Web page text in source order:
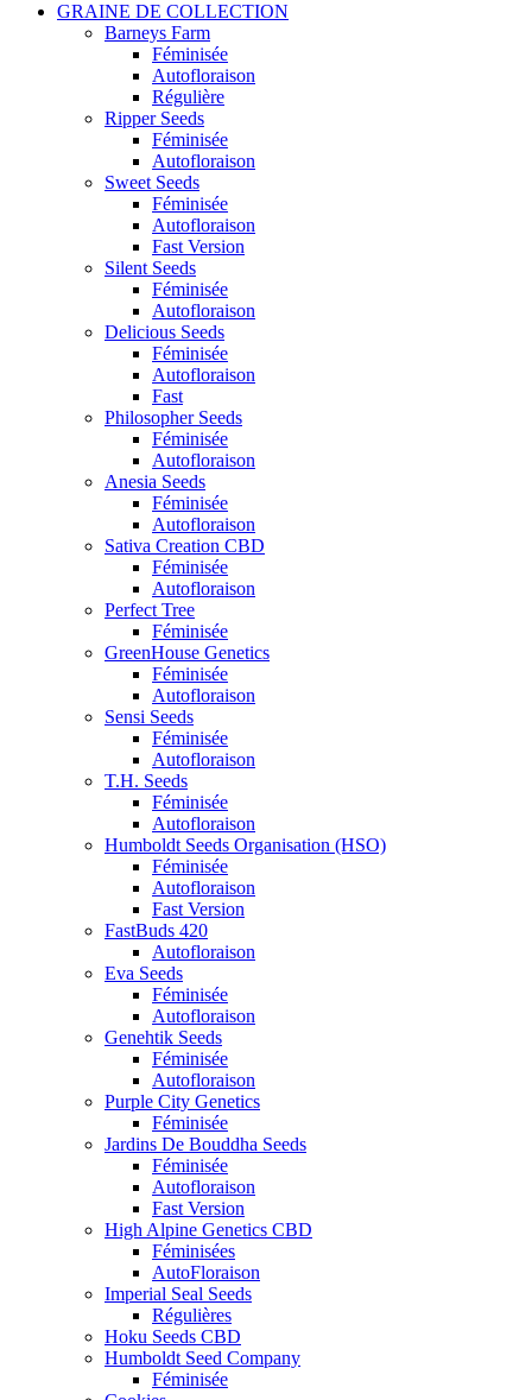
GRAINE DE COLLECTION
Barneys Farm
Féminisée
Autofloraison
Régulière
Ripper Seeds
Féminisée
Autofloraison
Sweet Seeds
Féminisée
Autofloraison
Fast Version
Silent Seeds
Féminisée
Autofloraison
Delicious Seeds
Féminisée
Autofloraison
Fast
Philosopher Seeds
Féminisée
Autofloraison
Anesia Seeds
Féminisée
Autofloraison
Sativa Creation CBD
Féminisée
Autofloraison
Perfect Tree
Féminisée
GreenHouse Genetics
Féminisée
Autofloraison
Sensi Seeds
Féminisée
Autofloraison
T.H. Seeds
Féminisée
Autofloraison
Humboldt Seeds Organisation (HSO)
Féminisée
Autofloraison
Fast Version
FastBuds 420
Autofloraison
Eva Seeds
Féminisée
Autofloraison
Genehtik Seeds
Féminisée
Autofloraison
Purple City Genetics
Féminisée
Jardins De Bouddha Seeds
Féminisée
Autofloraison
Fast Version
High Alpine Genetics CBD
Féminisées
AutoFloraison
Imperial Seal Seeds
Régulières
Hoku Seeds CBD
Humboldt Seed Company
Féminisée